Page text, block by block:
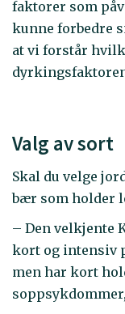
faktorer som
kunne forbedre
at vi forstår
Valg av sort
Skal du velge
bær som holder
– Den velkjente
kort og intensiv
men har kort